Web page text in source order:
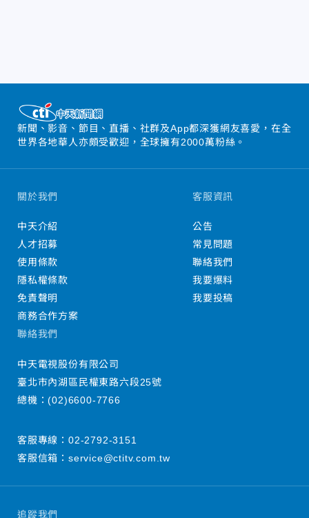
新聞、影音、節目、直播、社群及App都深獲網友喜愛，在全
世界各地華人亦頗受歡迎，全球擁有2000萬粉絲。
追蹤我們
關於我們
中天介紹
人才招募
使用條款
隱私權條款
免責聲明
商務合作方案
客服資訊
公告
常見問題
聯絡我們
我要爆料
我要投稿
聯絡我們
中天電視股份有限公司
臺北市內湖區民權東路六段25號
總機：(02)6600-7766
客服專線： 02-2792-3151
客服信箱： service@ctitv.com.tw